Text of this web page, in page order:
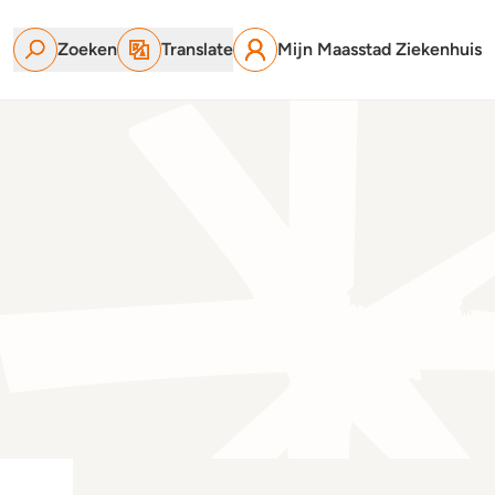
Zoeken Translate Mijn Maasstad Ziekenhuis